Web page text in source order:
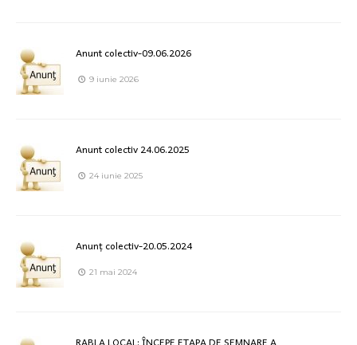
Anunt colectiv-09.06.2026
9 iunie 2026
Anunt colectiv 24.06.2025
24 iunie 2025
Anunț colectiv-20.05.2024
21 mai 2024